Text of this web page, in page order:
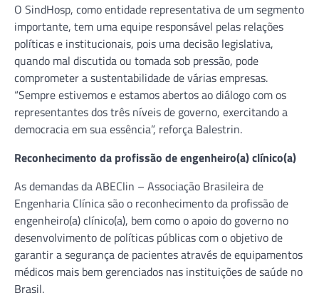
O SindHosp, como entidade representativa de um segmento
importante, tem uma equipe responsável pelas relações
políticas e institucionais, pois uma decisão legislativa,
quando mal discutida ou tomada sob pressão, pode
comprometer a sustentabilidade de várias empresas.
“Sempre estivemos e estamos abertos ao diálogo com os
representantes dos três níveis de governo, exercitando a
democracia em sua essência”, reforça Balestrin.
Reconhecimento da profissão de engenheiro(a) clínico(a)
As demandas da ABEClin – Associação Brasileira de
Engenharia Clínica são o reconhecimento da profissão de
engenheiro(a) clínico(a), bem como o apoio do governo no
desenvolvimento de políticas públicas com o objetivo de
garantir a segurança de pacientes através de equipamentos
médicos mais bem gerenciados nas instituições de saúde no
Brasil.